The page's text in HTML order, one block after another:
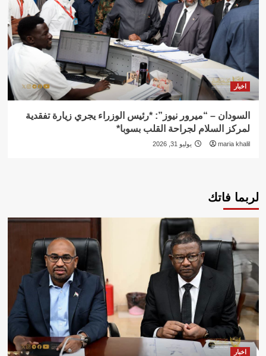
اخبار
السودان – “ميرور نيوز”: *رئيس الوزراء يجري زيارة تفقدية
لمركز السلام لجراحة القلب بسوبا*
maria khalil يوليو 31, 2026
لربما فاتك
اخبار